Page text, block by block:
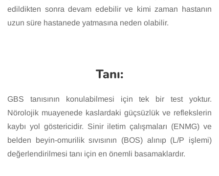
edildikten sonra devam edebilir ve kimi zaman hastanın
uzun süre hastanede yatmasına neden olabilir.
Tanı:
GBS tanısının konulabilmesi için tek bir test yoktur.
Nörolojik muayenede kaslardaki güçsüzlük ve reflekslerin
kaybı yol göstericidir. Sinir iletim çalışmaları (ENMG) ve
belden beyin-omurilik sıvısının (BOS) alınıp (L/P işlemi)
değerlendirilmesi tanı için en önemli basamaklardır.